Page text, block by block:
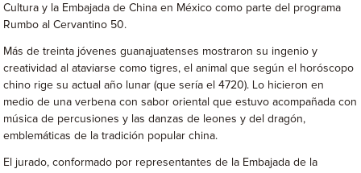
Cultura y la Embajada de China en México como parte del programa
Rumbo al Cervantino 50.
Más de treinta jóvenes guanajuatenses mostraron su ingenio y
creatividad al ataviarse como tigres, el animal que según el horóscopo
chino rige su actual año lunar (que sería el 4720). Lo hicieron en
medio de una verbena con sabor oriental que estuvo acompañada con
música de percusiones y las danzas de leones y del dragón,
emblemáticas de la tradición popular china.
El jurado, conformado por representantes de la Embajada de la